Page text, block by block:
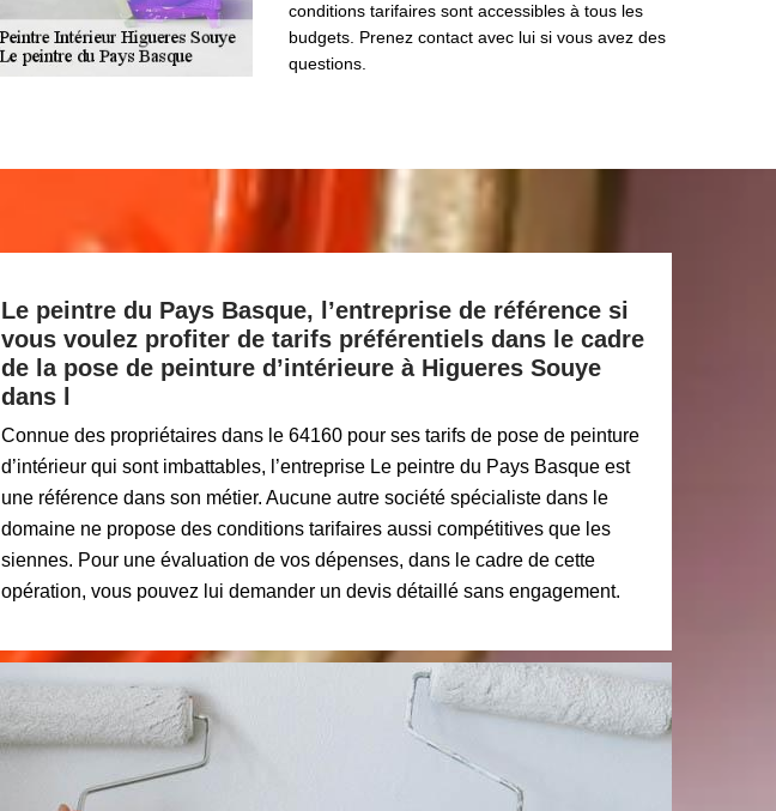
conditions tarifaires sont accessibles à tous les
budgets. Prenez contact avec lui si vous avez des
questions.
Le peintre du Pays Basque, l’entreprise de référence si
vous voulez profiter de tarifs préférentiels dans le cadre
de la pose de peinture d’intérieure à Higueres Souye
dans l
Connue des propriétaires dans le 64160 pour ses tarifs de pose de peinture
d’intérieur qui sont imbattables, l’entreprise Le peintre du Pays Basque est
une référence dans son métier. Aucune autre société spécialiste dans le
domaine ne propose des conditions tarifaires aussi compétitives que les
siennes. Pour une évaluation de vos dépenses, dans le cadre de cette
opération, vous pouvez lui demander un devis détaillé sans engagement.